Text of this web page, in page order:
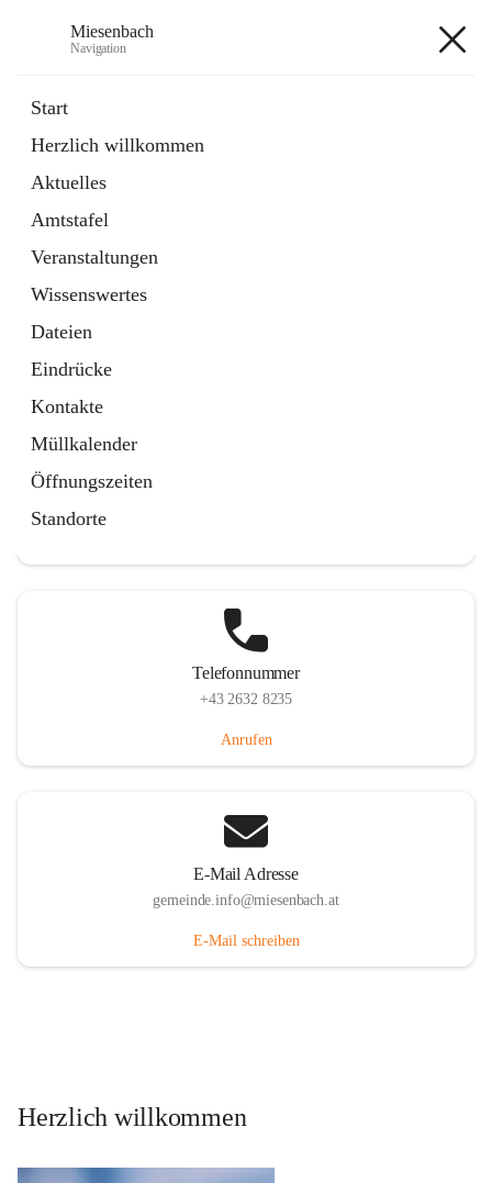
Miesenbach
Navigation
Start
Herzlich willkommen
Aktuelles
Amtstafel
Veranstaltungen
Wissenswertes
Dateien
Eindrücke
Kontakte
Müllkalender
Öffnungszeiten
Standorte
Externe Webseite
in
Tab
Region Schneebergland
Externe Webseite
öffnet
in
neuem
Tab
Telefonnummer
+43 2632 8235
Anrufen
E-Mail Adresse
gemeinde.info@miesenbach.at
E-Mail schreiben
Herzlich willkommen